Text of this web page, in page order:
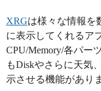
XRGは様々な情報を
に表示してくれるア
CPU/Memory/各パー
もDiskやさらに天気
示させる機能があり